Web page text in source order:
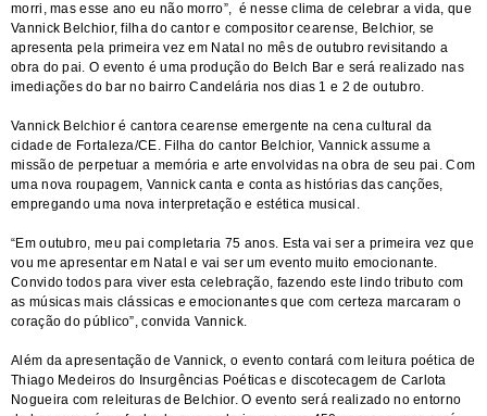
morri, mas esse ano eu não morro”, é nesse clima de celebrar a vida, que
Vannick Belchior, filha do cantor e compositor cearense, Belchior, se
apresenta pela primeira vez em Natal no mês de outubro revisitando a
obra do pai. O evento é uma produção do Belch Bar e será realizado nas
imediações do bar no bairro Candelária nos dias 1 e 2 de outubro.
Vannick Belchior é cantora cearense emergente na cena cultural da
cidade de Fortaleza/CE. Filha do cantor Belchior, Vannick assume a
missão de perpetuar a memória e arte envolvidas na obra de seu pai. Com
uma nova roupagem, Vannick canta e conta as histórias das canções,
empregando uma nova interpretação e estética musical.
“Em outubro, meu pai completaria 75 anos. Esta vai ser a primeira vez que
vou me apresentar em Natal e vai ser um evento muito emocionante.
Convido todos para viver esta celebração, fazendo este lindo tributo com
as músicas mais clássicas e emocionantes que com certeza marcaram o
coração do público”, convida Vannick.
Além da apresentação de Vannick, o evento contará com leitura poética de
Thiago Medeiros do Insurgências Poéticas e discotecagem de Carlota
Nogueira com releituras de Belchior. O evento será realizado no entorno